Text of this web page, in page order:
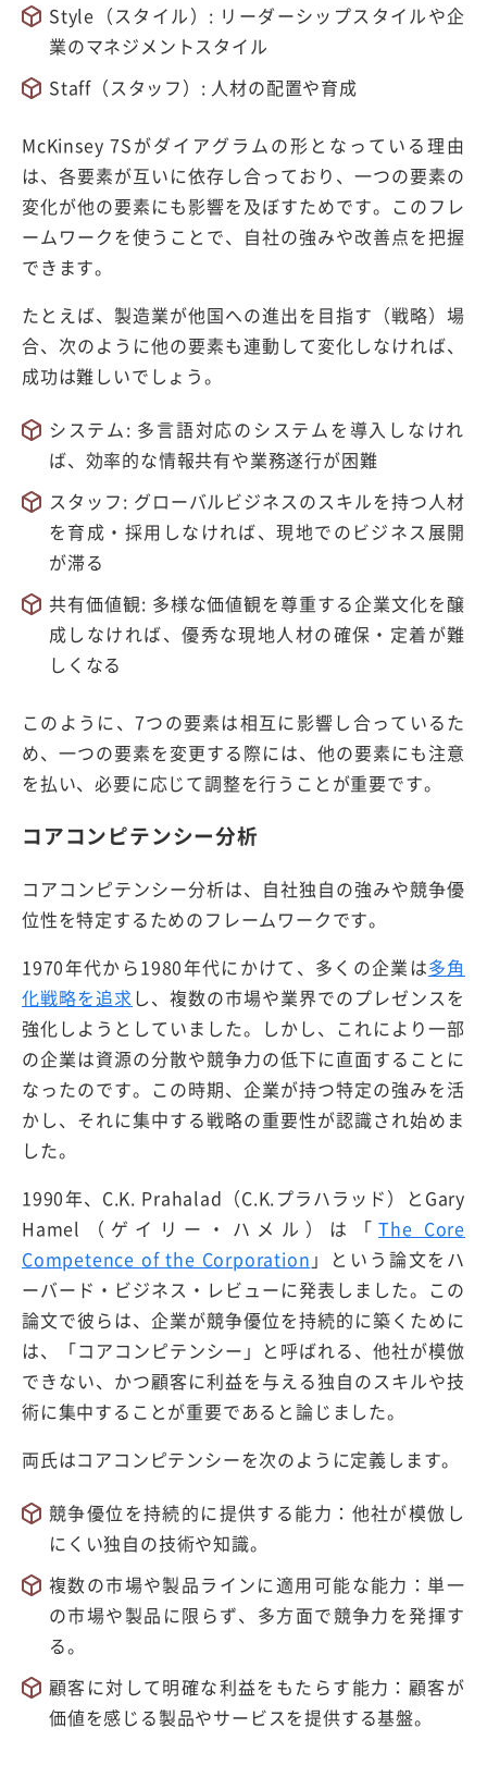
Style（スタイル）: リーダーシップスタイルや企
業のマネジメントスタイル
Staff（スタッフ）: 人材の配置や育成
McKinsey 7Sがダイアグラムの形となっている理由
は、各要素が互いに依存し合っており、一つの要素の
変化が他の要素にも影響を及ぼすためです。このフレ
ームワークを使うことで、自社の強みや改善点を把握
できます。
たとえば、製造業が他国への進出を目指す（戦略）場
合、次のように他の要素も連動して変化しなければ、
成功は難しいでしょう。
システム: 多言語対応のシステムを導入しなけれ
ば、効率的な情報共有や業務遂行が困難
スタッフ: グローバルビジネスのスキルを持つ人材
を育成・採用しなければ、現地でのビジネス展開
が滞る
共有価値観: 多様な価値観を尊重する企業文化を醸
成しなければ、優秀な現地人材の確保・定着が難
しくなる
このように、7つの要素は相互に影響し合っているた
め、一つの要素を変更する際には、他の要素にも注意
を払い、必要に応じて調整を行うことが重要です。
コアコンピテンシー分析
コアコンピテンシー分析は、自社独自の強みや競争優
位性を特定するためのフレームワークです。
1970年代から1980年代にかけて、多くの企業は多角
化戦略を追求し、複数の市場や業界でのプレゼンスを
強化しようとしていました。しかし、これにより一部
の企業は資源の分散や競争力の低下に直面することに
なったのです。この時期、企業が持つ特定の強みを活
かし、それに集中する戦略の重要性が認識され始めま
した。
1990年、C.K. Prahalad（C.K.プラハラッド）とGary
Hamel（ゲイリー・ハメル）は「The Core
Competence of the Corporation 」という論文をハ
ーバード・ビジネス・レビューに発表しました。この
論文で彼らは、企業が競争優位を持続的に築くために
は、「コアコンピテンシー」と呼ばれる、他社が模倣
できない、かつ顧客に利益を与える独自のスキルや技
術に集中することが重要であると論じました。
両氏はコアコンピテンシーを次のように定義します。
競争優位を持続的に提供する能力：他社が模倣し
にくい独自の技術や知識。
複数の市場や製品ラインに適用可能な能力：単一
の市場や製品に限らず、多方面で競争力を発揮す
る。
顧客に対して明確な利益をもたらす能力：顧客が
価値を感じる製品やサービスを提供する基盤。